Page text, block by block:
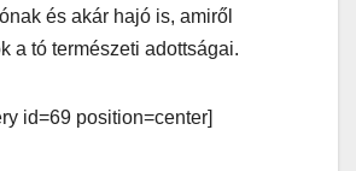
és akár hajó is, amiről
a tó természeti adottságai.
id=69 position=center]